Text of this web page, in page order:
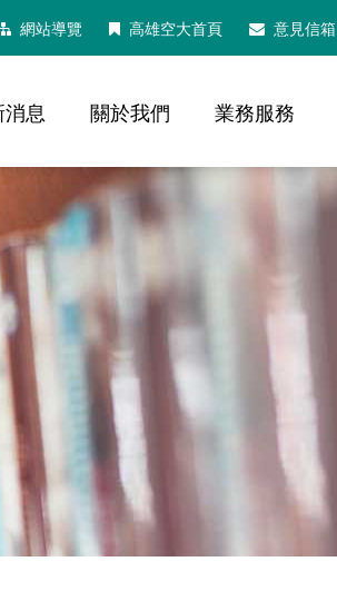
網站導覽 高雄空大首頁 意見信箱
息 關於我們 業務服務
社群分享工具列